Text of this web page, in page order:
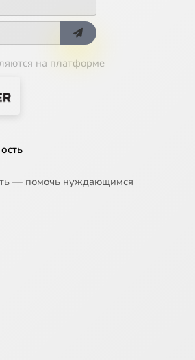
на платформе
— помочь нуждающимся